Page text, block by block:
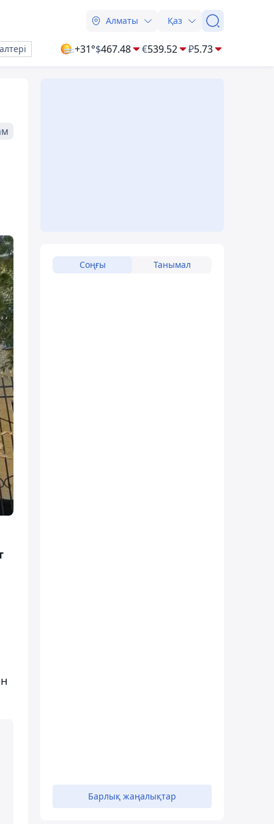
Алматы Қаз
+31°$467.48 €539.52 ₽5.73
Соңғы Танымал
Барлық жаңалықтар